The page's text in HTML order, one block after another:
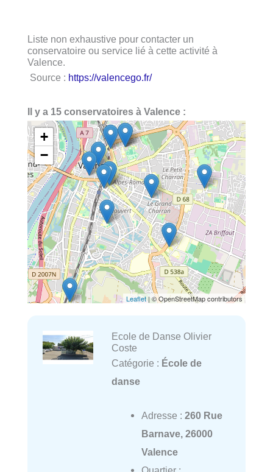
Liste non exhaustive pour contacter un
conservatoire ou service lié à cette activité à
Valence.
Source : https://valencego.fr/
Il y a 15 conservatoires à Valence :
+
−
Leaflet | © OpenStreetMap contributors
Ecole de Danse Olivier
Coste
Catégorie : École de
danse
Adresse : 260 Rue
Barnave, 26000
Valence